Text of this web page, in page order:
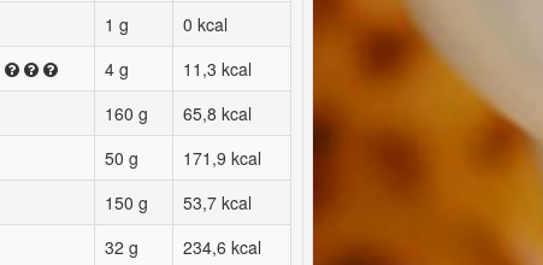
1 g
0 kcal
4 g
11,3 kcal
160 g
65,8 kcal
50 g
171,9 kcal
150 g
53,7 kcal
32 g
234,6 kcal